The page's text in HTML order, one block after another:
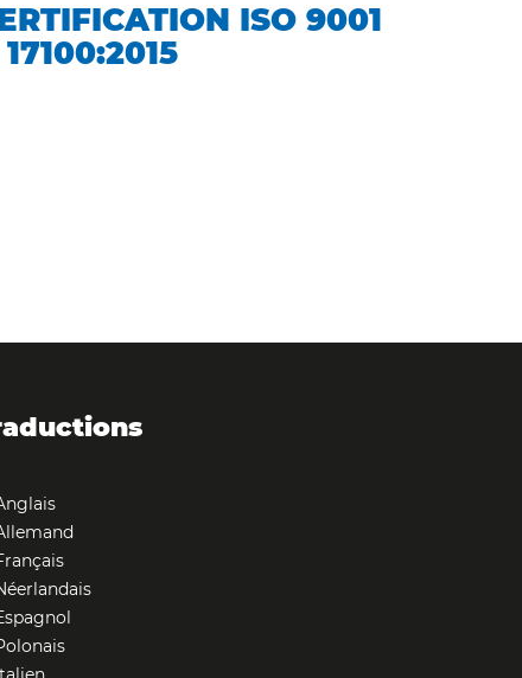
ISO 9001